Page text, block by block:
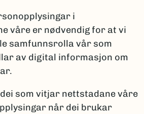
i
våre er nødvendig for at vi
samfunnsrolla vår som
av digital informasjon om
som vitjar nettstadane våre
når dei brukar